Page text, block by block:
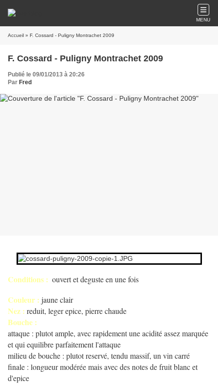
MENU
Accueil » F. Cossard - Puligny Montrachet 2009
F. Cossard - Puligny Montrachet 2009
Publié le 09/01/2013 à 20:26
Par Fred
Conditions : ouvert et deguste en une fois
Couleur : jaune clair
Nez : reduit, leger epice, pierre chaude
Bouche :
attaque : plutot ample, avec rapidement une acidité assez marquée
et qui equilibre parfaitement l'attaque
milieu de bouche : plutot reservé, tendu massif, un vin carré
finale : longueur modérée mais avec des notes de fruit blanc et
d'epice